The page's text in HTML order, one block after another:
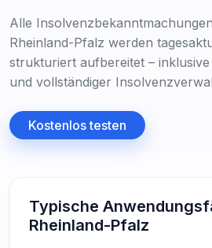
Alle
Rheinland-Pfalz werden
strukturiert aufbereitet –
und vollständiger
Kostenlos testen
Typische
Rheinland-Pfalz